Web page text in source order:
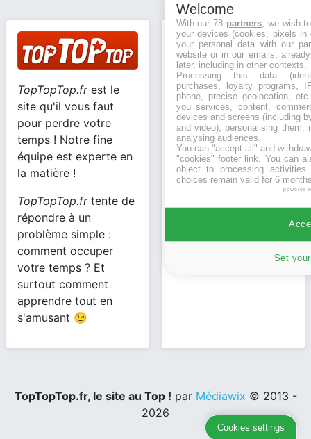
TopTopTop.frest le
site qu'il vous faut
pour perdre votre
temps ! Notre fine
équipe est experte en
la matière !
TopTopTop.frtente de
répondre à un
problème simple :
comment occuper
votre temps ? Et
surtout comment
apprendre tout en
s'amusant 😉
Toptoptop.fr
Mentions légales
Conditions
d'utilisation
Politique de
confidentialité
TopTopTop.fr, le site au Top ! par Médiawix © 2013 -
2026
Welcome
With our 78 partners, we wish
your devices (cookies, pixels
your personal data with our
website or in our emails,
later, including in other contexts.
Processing this data
purchases, loyalty programs,
phone, precise geolocation,
you services, content,
devices and screens (including
and video), personalising them,
analysing audiences.
You can "accept all" and
"cookies" footer link . You can
object to processing
choices remain valid for 6
powered
Set
Cookies settings